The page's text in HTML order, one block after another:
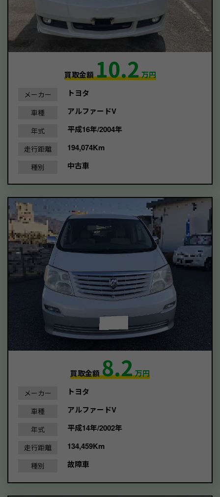
買取金額10.2万円
メーカー トヨタ
車種 アルファードV
年式 平成16年/2004年
走行距離 194,074Km
種別 中古車
買取金額8.2万円
メーカー トヨタ
車種 アルファードV
年式 平成14年/2002年
走行距離 134,459Km
種別 故障車